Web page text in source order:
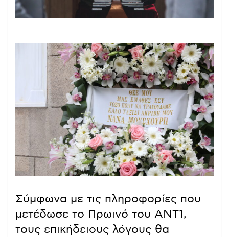
Σύμφωνα με τις πληροφορίες που
μετέδωσε το Πρωινό του ΑΝΤ1,
τους επικήδειους λόγους θα